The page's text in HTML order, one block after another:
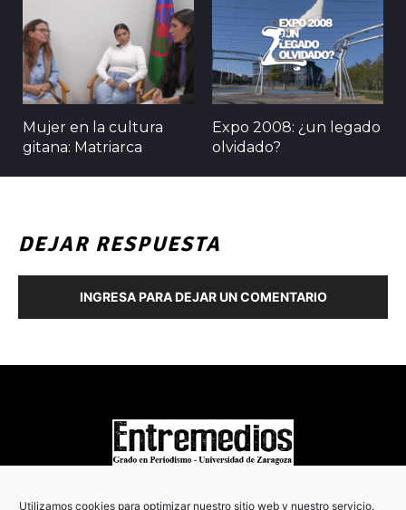
Utilizamos cookies para optimizar nuestro sitio web y nuestro servicio.
Mujer en la cultura
gitana: Matriarca
Expo 2008: ¿un legado
olvidado?
DEJAR RESPUESTA
INGRESA PARA DEJAR UN COMENTARIO